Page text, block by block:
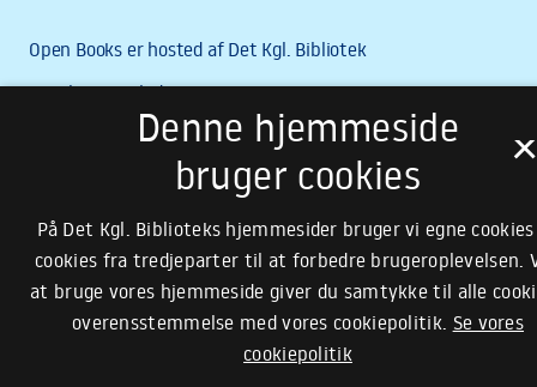
×
Denne hjemmeside
bruger cookies
På Det Kgl. Biblioteks hjemmesider bruger vi egne cookies
cookies fra tredjeparter til at forbedre brugeroplevelsen.
at bruge vores hjemmeside giver du samtykke til alle
overensstemmelse med vores cookiepolitik. Se vores
cookiepolitik